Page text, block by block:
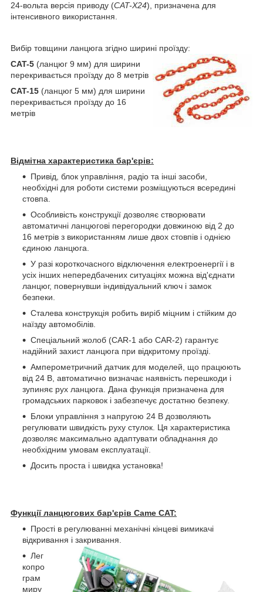
24-вольта версія приводу (CAT-X24), призначена для
інтенсивного використання.
Вибір товщини ланцюга згідно ширині проїзду:
CAT-5 (ланцюг 9 мм) для ширини
перекривається проїзду до 8 метрів
CAT-15 (ланцюг 5 мм) для ширини
перекривається проїзду до 16
метрів
Відмітна характеристика бар'єрів:
Привід, блок управління, радіо та інші засоби,
необхідні для роботи системи розміщуються всередині
стовпа.
Особливість конструкції дозволяє створювати
автоматичні ланцюгові перегородки довжиною від 2 до
16 метрів з використанням лише двох стовпів і однією
єдиною ланцюга.
У разі короткочасного відключення електроенергії і в
усіх інших непередбачених ситуаціях можна від'єднати
ланцюг, повернувши індивідуальний ключ і замок
безпеки.
Сталева конструкція робить виріб міцним і стійким до
наїзду автомобілів.
Спеціальний жолоб (CAR-1 або CAR-2) гарантує
надійний захист ланцюга при відкритому проїзді.
Амперометричний датчик для моделей, що працюють
від 24 В, автоматично визначає наявність перешкоди і
зупиняє рух ланцюга. Дана функція призначена для
громадських парковок і забезпечує достатню безпеку.
Блоки управління з напругою 24 В дозволяють
регулювати швидкість руху стулок. Ця характеристика
дозволяє максимально адаптувати обладнання до
необхідним умовам експлуатації.
Досить проста і швидка установка!
Функції ланцюгових бар'єрів Came CAT:
Прості в регулюванні механічні кінцеві вимикачі
відкривання і закривання.
Лег
копро
грам
миру